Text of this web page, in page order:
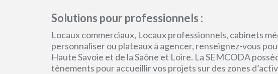
Solutions pour professionnels :
Locaux commerciaux, Locaux professionnels, cabinets
personnaliser ou plateaux à agencer, renseignez-vous
Haute Savoie et de la Saône et Loire. La SEMCODA
tènements pour accueillir vos projets sur des zones